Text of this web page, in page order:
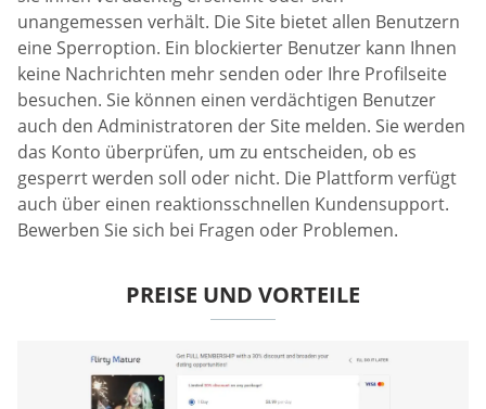
unangemessen verhält. Die Site bietet allen Benutzern
eine Sperroption. Ein blockierter Benutzer kann Ihnen
keine Nachrichten mehr senden oder Ihre Profilseite
besuchen. Sie können einen verdächtigen Benutzer
auch den Administratoren der Site melden. Sie werden
das Konto überprüfen, um zu entscheiden, ob es
gesperrt werden soll oder nicht. Die Plattform verfügt
auch über einen reaktionsschnellen Kundensupport.
Bewerben Sie sich bei Fragen oder Problemen.
PREISE UND VORTEILE